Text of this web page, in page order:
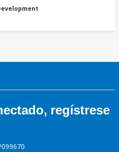
regístrese